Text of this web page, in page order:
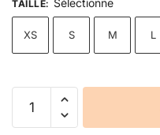
TAILLE: Sélectionne
XS S M L